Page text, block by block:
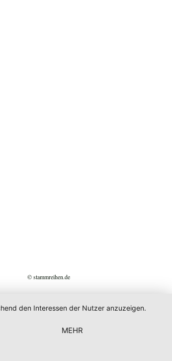
© stammreihen.de
den Interessen der Nutzer anzuzeigen.
MEHR